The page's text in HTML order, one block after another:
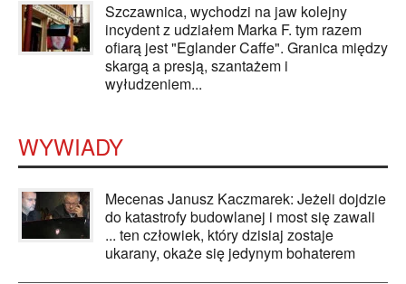
Szczawnica, wychodzi na jaw kolejny
incydent z udziałem Marka F. tym razem
ofiarą jest "Eglander Caffe". Granica między
skargą a presją, szantażem i
wyłudzeniem...
WYWIADY
Mecenas Janusz Kaczmarek: Jeżeli dojdzie
do katastrofy budowlanej i most się zawali
... ten człowiek, który dzisiaj zostaje
ukarany, okaże się jedynym bohaterem